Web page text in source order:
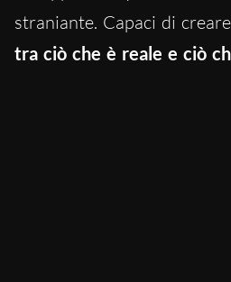
straniante. Capaci di
tra ciò che è reale e ciò